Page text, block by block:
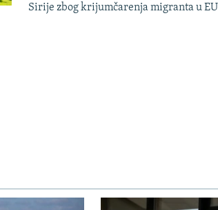
Sirije zbog krijumčarenja migranta u EU